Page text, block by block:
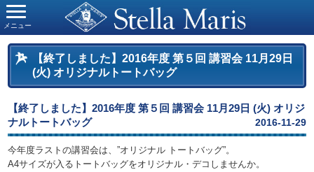
メニュー
【終了しました】2016年度 第５回 講習会 11月29日
(火) オリジナルトートバッグ
【終了しました】2016年度 第５回 講習会 11月29日 (火) オリジ
ナルトートバッグ
2016-11-29
今年度ラストの講習会は、”オリジナル トートバッグ”。
A4サイズが入るトートバッグをオリジナル・デコしませんか。